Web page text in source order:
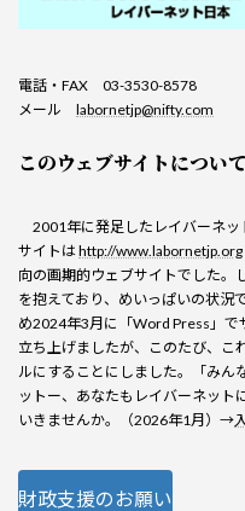
電話・FAX 03-3530-8578
メール labornetjp@nifty.com
このウェブサイトについて
2001年に発足したレイバーネッ
サイトはhttp://www.labornetjp.org
向の画期的ウェブサイトでした。
を抱えており、めいっぱいの状況
め2024年3月に「Word Press」で
立ち上げましたが、このたび、こ
ルにすることにしました。「みん
ットー、あなたもレイバーネット
いきませんか。（2026年1月）→
財政支援のお願い